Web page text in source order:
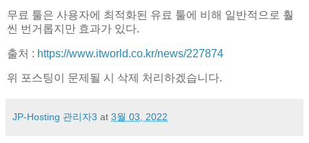
무료 툴은 사용자에 최적화된 유료 툴에 비해 일반적으로 훨
씬 번거롭지만 효과가 있다.
출처 : https://www.itworld.co.kr/news/227874
위 포스팅이 문제될 시 삭제 처리하겠습니다.
JP-Hosting 관리자3 at 3월 03, 2022